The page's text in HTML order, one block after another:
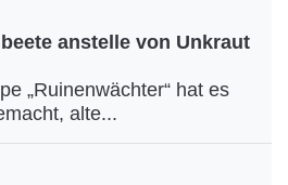
anstelle von Unkraut
„Ruinenwächter“ hat es
alte...